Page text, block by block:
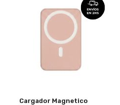
Cargador Magnetico